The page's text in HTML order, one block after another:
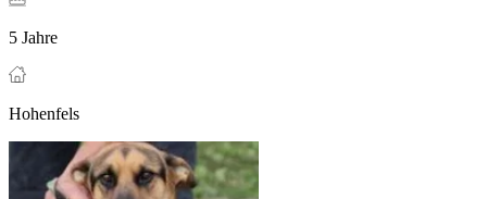
5 Jahre
Hohenfels